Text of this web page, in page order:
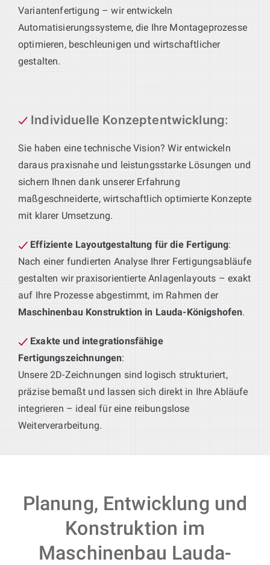
Variantenfertigung – wir entwickeln
Automatisierungssysteme, die Ihre Montageprozesse
optimieren, beschleunigen und wirtschaftlicher
gestalten.
Individuelle Konzeptentwicklung:
Sie haben eine technische Vision? Wir entwickeln
daraus praxisnahe und leistungsstarke Lösungen und
sichern Ihnen dank unserer Erfahrung
maßgeschneiderte, wirtschaftlich optimierte Konzepte
mit klarer Umsetzung.
Effiziente Layoutgestaltung für die Fertigung:
Nach einer fundierten Analyse Ihrer Fertigungsabläufe
gestalten wir praxisorientierte Anlagenlayouts – exakt
auf Ihre Prozesse abgestimmt, im Rahmen der
Maschinenbau Konstruktion in Lauda-Königshofen.
Exakte und integrationsfähige
Fertigungszeichnungen:
Unsere 2D-Zeichnungen sind logisch strukturiert,
präzise bemaßt und lassen sich direkt in Ihre Abläufe
integrieren – ideal für eine reibungslose
Weiterverarbeitung.
Planung, Entwicklung und
Konstruktion im
Maschinenbau Lauda-